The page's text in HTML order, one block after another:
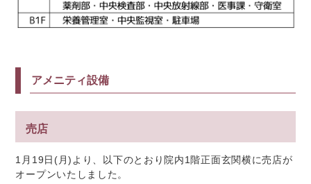
アメニティ設備
売店
1月19日(月)より、以下のとおり院内1階正面玄関横に売店が
オープンいたしました。